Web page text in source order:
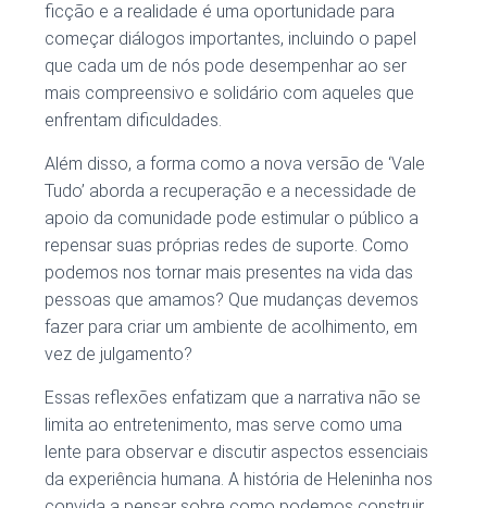
ficção e a realidade é uma oportunidade para
começar diálogos importantes, incluindo o papel
que cada um de nós pode desempenhar ao ser
mais compreensivo e solidário com aqueles que
enfrentam dificuldades.
Além disso, a forma como a nova versão de ‘Vale
Tudo’ aborda a recuperação e a necessidade de
apoio da comunidade pode estimular o público a
repensar suas próprias redes de suporte. Como
podemos nos tornar mais presentes na vida das
pessoas que amamos? Que mudanças devemos
fazer para criar um ambiente de acolhimento, em
vez de julgamento?
Essas reflexões enfatizam que a narrativa não se
limita ao entretenimento, mas serve como uma
lente para observar e discutir aspectos essenciais
da experiência humana. A história de Heleninha nos